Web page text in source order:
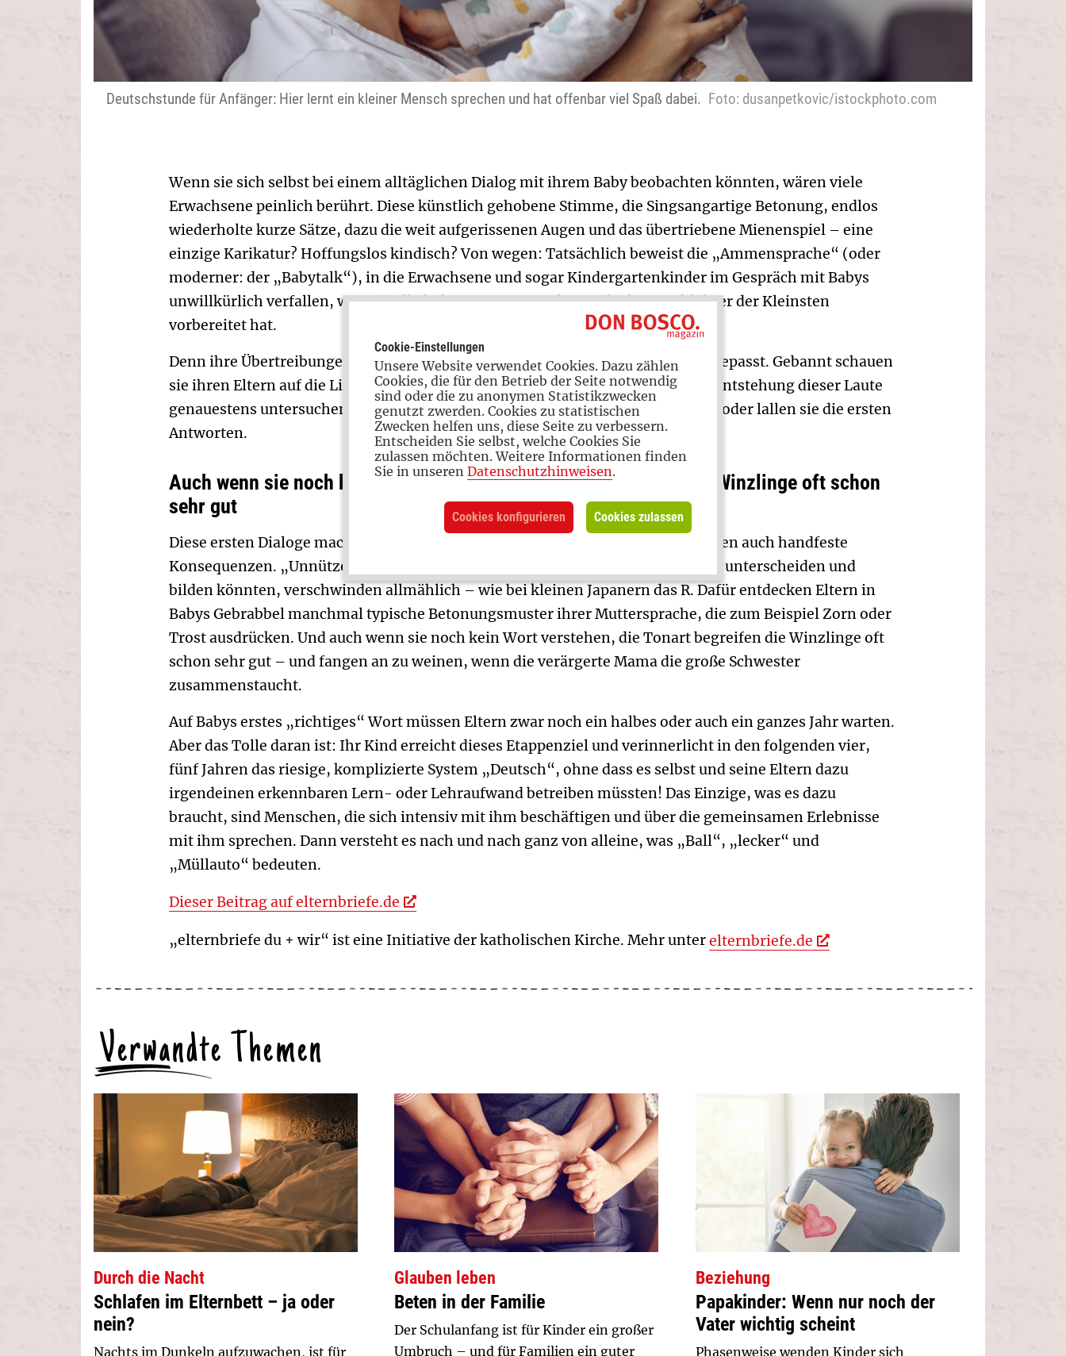
Deutschstunde für Anfänger: Hier lernt ein kleiner Mensch sprechen und hat offenbar viel Spaß dabei. Foto: dusanpetkovic/istockphoto.com
Wenn sie sich selbst bei einem alltäglichen Dialog mit ihrem Baby beobachten könnten, wären viele
Erwachsene peinlich berührt. Diese künstlich gehobene Stimme, die Singsangartige Betonung, endlos
wiederholte kurze Sätze, dazu die weit aufgerissenen Augen und das übertriebene Mienenspiel – eine
einzige Karikatur? Hoffungslos kindisch? Von wegen: Tatsächlich beweist die „Ammensprache“ (oder
moderner: der „Babytalk“), in die Erwachsene und sogar Kindergartenkinder im Gespräch mit Babys
unwillkürlich verfallen, wie gründlich die Natur sie auf ihren Job als Sprachlehrer der Kleinsten
vorbereitet hat.
Denn ihre Übertreibungen sind ideal an das Aufnahmevermögen von Babys angepasst. Gebannt schauen
sie ihren Eltern auf die Lippen, betasten sie vielleicht sogar, als wollten sie die Entstehung dieser Laute
genauestens untersuchen. Und schon nach wenigen Wochen gurgeln, glucksen oder lallen sie die ersten
Antworten.
Auch wenn sie noch kein Wort verstehen, die Tonart begreifen die Winzlinge oft schon
sehr gut
Diese ersten Dialoge machen Babys (und ihren Eltern) nicht nur Freude; sie haben auch handfeste
Konsequenzen. „Unnütze“ Laute aus fremden Sprachen, die Neugeborene noch unterscheiden und
bilden könnten, verschwinden allmählich – wie bei kleinen Japanern das R. Dafür entdecken Eltern in
Babys Gebrabbel manchmal typische Betonungsmuster ihrer Muttersprache, die zum Beispiel Zorn oder
Trost ausdrücken. Und auch wenn sie noch kein Wort verstehen, die Tonart begreifen die Winzlinge oft
schon sehr gut – und fangen an zu weinen, wenn die verärgerte Mama die große Schwester
zusammenstaucht.
Auf Babys erstes „richtiges“ Wort müssen Eltern zwar noch ein halbes oder auch ein ganzes Jahr warten.
Aber das Tolle daran ist: Ihr Kind erreicht dieses Etappenziel und verinnerlicht in den folgenden vier,
fünf Jahren das riesige, komplizierte System „Deutsch“, ohne dass es selbst und seine Eltern dazu
irgendeinen erkennbaren Lern- oder Lehraufwand betreiben müssten! Das Einzige, was es dazu
braucht, sind Menschen, die sich intensiv mit ihm beschäftigen und über die gemeinsamen Erlebnisse
mit ihm sprechen. Dann versteht es nach und nach ganz von alleine, was „Ball“, „lecker“ und
„Müllauto“ bedeuten.
Dieser Beitrag auf elternbriefe.de
„elternbriefe du + wir“ ist eine Initiative der katholischen Kirche. Mehr unterelternbriefe.de
Verwandte Themen
Durch die Nacht
Schlafen im Elternbett – ja oder
nein?
Nachts im Dunkeln aufzuwachen, ist für
Glauben leben
Beten in der Familie
Der Schulanfang ist für Kinder ein großer
Umbruch – und für Familien ein guter
Beziehung
Papakinder: Wenn nur noch der
Vater wichtig scheint
Phasenweise wenden Kinder sich
Cookie-Einstellungen
Unsere Website verwendet Cookies. Dazu zählen
Cookies, die für den Betrieb der Seite notwendig
sind oder die zu anonymen Statistikzwecken
genutzt zwerden. Cookies zu statistischen
Zwecken helfen uns, diese Seite zu verbessern.
Entscheiden Sie selbst, welche Cookies Sie
zulassen möchten. Weitere Informationen finden
Sie in unseren Datenschutzhinweisen.
Cookies konfigurieren Cookies zulassen